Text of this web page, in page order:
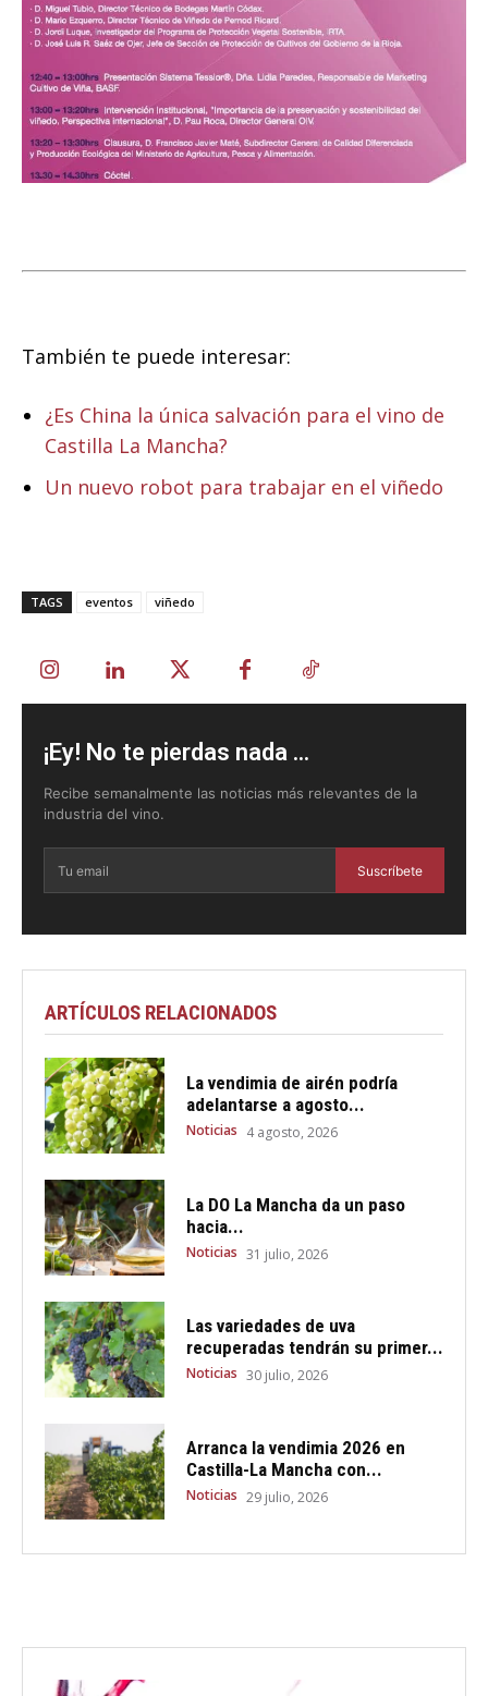
También te puede interesar:
¿Es China la única salvación para el vino de
Castilla La Mancha?
Un nuevo robot para trabajar en el viñedo
TAGS eventos viñedo
¡Ey! No te pierdas nada ...
Recibe semanalmente las noticias más relevantes de la
industria del vino.
Suscríbete
ARTÍCULOS RELACIONADOS
La vendimia de airén podría
adelantarse a agosto...
Noticias 4 agosto, 2026
La DO La Mancha da un paso
hacia...
Noticias 31 julio, 2026
Las variedades de uva
recuperadas tendrán su primer...
Noticias 30 julio, 2026
Arranca la vendimia 2026 en
Castilla-La Mancha con...
Noticias 29 julio, 2026